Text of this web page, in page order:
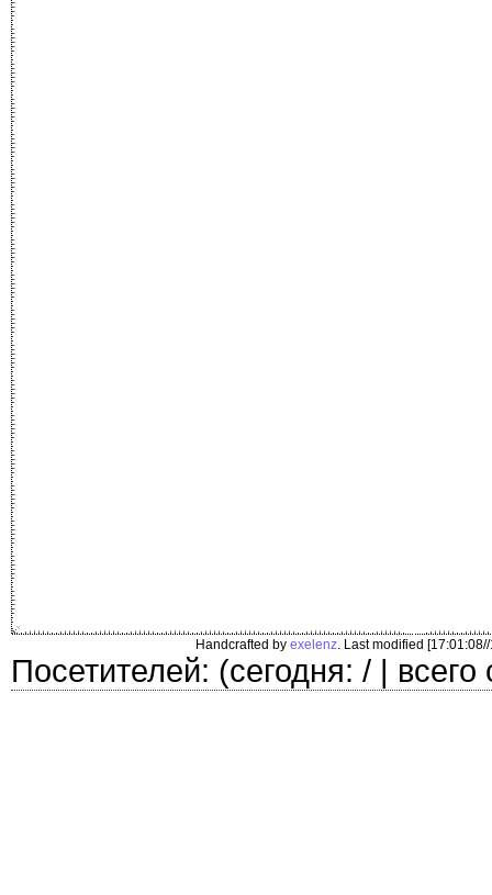
Handcrafted by exelenz. Last modified
Посетителей: (сегодня: / |